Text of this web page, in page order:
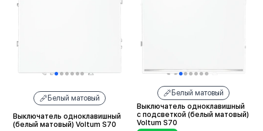
Белый матовый
Выключатель одноклавишный
(белый матовый) Voltum S70
Белый матовый
Выключатель одноклавишный
с подсветкой (белый матовый)
Voltum S70